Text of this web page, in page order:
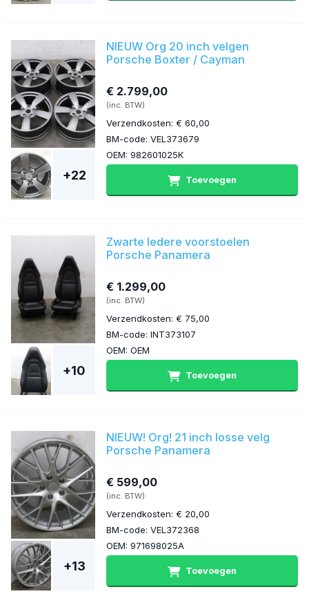
+22
NIEUW Org 20 inch velgen
Porsche Boxter / Cayman
€ 2.799,00
(inc. BTW)
Verzendkosten: € 60,00
BM-code: VEL373679
OEM: 982601025K
Toevoegen
+10
Zwarte ledere voorstoelen
Porsche Panamera
€ 1.299,00
(inc. BTW)
Verzendkosten: € 75,00
BM-code: INT373107
OEM: OEM
Toevoegen
+13
NIEUW! Org! 21 inch losse velg
Porsche Panamera
€ 599,00
(inc. BTW)
Verzendkosten: € 20,00
BM-code: VEL372368
OEM: 971698025A
Toevoegen